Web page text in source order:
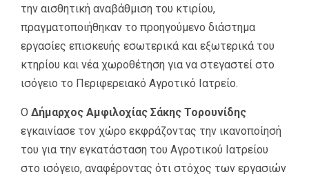
την αισθητική αναβάθμιση του κτιρίου,
πραγματοποιήθηκαν το προηγούμενο διάστημα
εργασίες επισκευής εσωτερικά και εξωτερικά του
κτηρίου και νέα χωροθέτηση για να στεγαστεί στο
ισόγειο το Περιφερειακό Αγροτικό Ιατρείο.
Ο Δήμαρχος Αμφιλοχίας Σάκης Τορουνίδης
εγκαινίασε τον χώρο εκφράζοντας την ικανοποίησή
του για την εγκατάσταση του Αγροτικού Ιατρείου
στο ισόγειο, αναφέροντας ότι στόχος των εργασιών